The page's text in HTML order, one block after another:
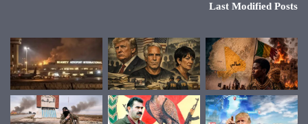
Last Modified Posts